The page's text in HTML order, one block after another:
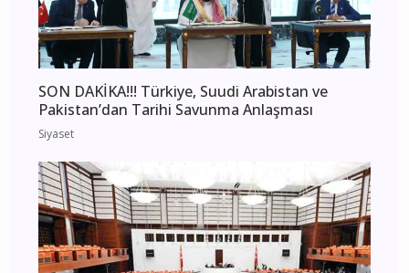
SON DAKİKA!!! Türkiye, Suudi Arabistan ve
Pakistan’dan Tarihi Savunma Anlaşması
Siyaset